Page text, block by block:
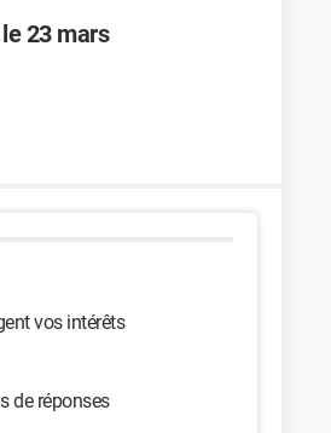
23 mars
vos intérêts
de réponses